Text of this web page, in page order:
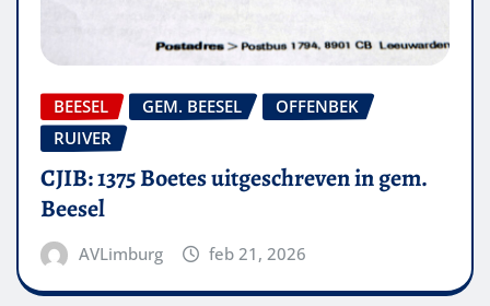
BEESEL GEM. BEESEL
OFFENBEK
RUIVER
CJIB: 1375 Boetes uitgeschreven in gem.
Beesel
AVLimburg feb 21, 2026